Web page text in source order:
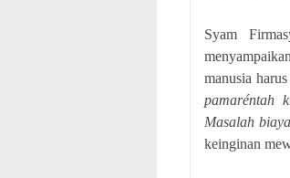
Syam
manusia
pamaréntah
Masalah
keinginan